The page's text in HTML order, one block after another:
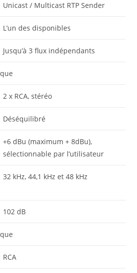
Unicast / Multicast RTP Sender
L’un des disponibles
Jusqu’à 3 flux indépendants
2 x RCA, stéréo
Déséquilibré
+6 dBu (maximum + 8dBu),
sélectionnable par l’utilisateur
32 kHz, 44,1 kHz et 48 kHz
102 dB
RCA